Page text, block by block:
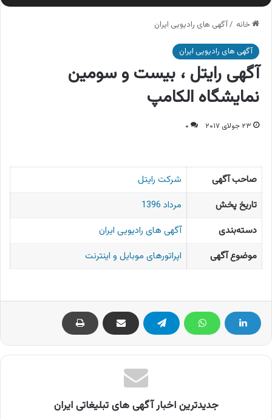
خانه /آگهی های رادیویی ایران
آگهی های رادیویی ایران
آگهی رایتل ، بیست و سومین
نمایشگاه الکامپ
۲۳ جولای ۲۰۱۷ ۰
صاحب آگهی
شرکت رایتل
تاریخ پخش
مرداد 1396
دسته‌بندی
آگهی های رادیویی ایران
موضوع آگهی
اپراتورهای موبایل و اینترنت
جدیدترین اخبار آگهی های تبلیغاتی ایران